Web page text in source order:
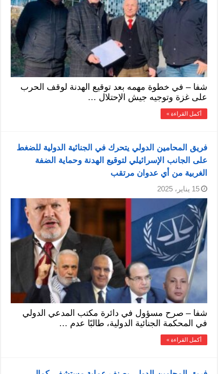
شفا – في خطوة مهمه بعد توقيع الهدنة لوقف الحرب
على غزة وتوجيه جيش الإحتلال …
أكمل القراءة »
فريق المحامين الدولي يتحرك في الجنائية الدولية للضغط
على الجانب الإسرائيلي لتوقيع الهدنة وحماية الضفة
الغربية من أي عدوان مرتقب
15 يناير، 2025
شفا – صرح مسؤول في دائرة مكتب المدعي الدولي
في المحكمة الجنائية الدولية، طالبًا عدم …
أكمل القراءة »